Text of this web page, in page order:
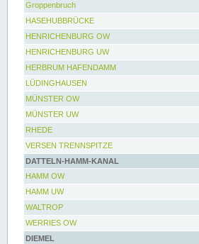
Groppenbruch
HASEHUBBRÜCKE
HENRICHENBURG OW
HENRICHENBURG UW
HERBRUM HAFENDAMM
LÜDINGHAUSEN
MÜNSTER OW
MÜNSTER UW
RHEDE
VERSEN TRENNSPITZE
DATTELN-HAMM-KANAL
HAMM OW
HAMM UW
WALTROP
WERRIES OW
DIEMEL